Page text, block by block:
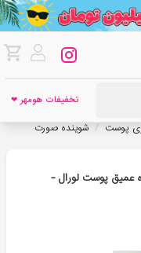
تخفیفات هومهر ❤
پوست / شوینده صورت
عمیق پوست لورال -